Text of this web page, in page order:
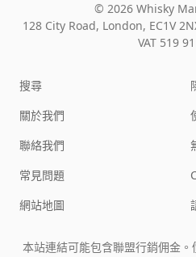
© 2026 Whisky
128 City Road, London, EC1V
VAT 519
搜尋
關於我們
聯絡我們
常見問題
網站地圖
本站連結可能包含聯盟行銷佣金